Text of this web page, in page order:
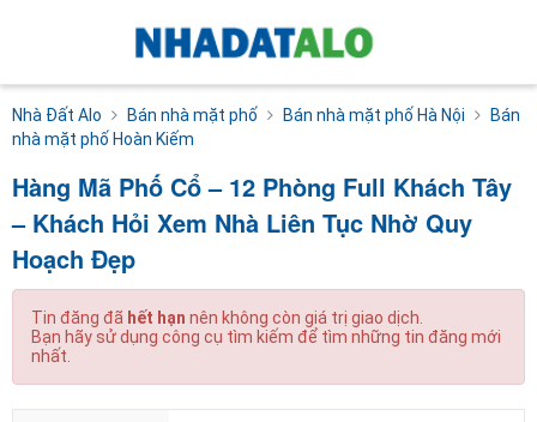
Nhà Đất Alo Bán nhà mặt phố Bán nhà mặt phố Hà Nội
Bán
nhà mặt phố Hoàn Kiếm
Hàng Mã Phố Cổ – 12 Phòng Full Khách Tây
– Khách Hỏi Xem Nhà Liên Tục Nhờ Quy
Hoạch Đẹp
Tin đăng đã hết hạn nên không còn giá trị giao dịch.
Bạn hãy sử dụng công cụ tìm kiếm để tìm những tin đăng mới
nhất.